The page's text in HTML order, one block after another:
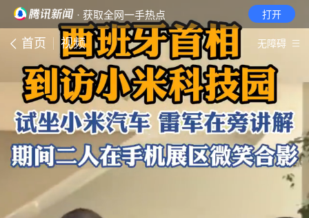
· 获取全网一手热点 打开
首页 视频 无障碍